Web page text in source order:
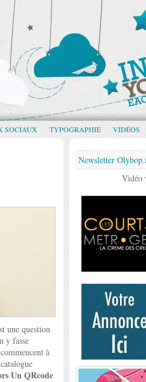
SOCIAUX TYPOGRAPHIE VIDÉOS
une question
y fasse
à
Un QRcode
Newsletter
Vidéo